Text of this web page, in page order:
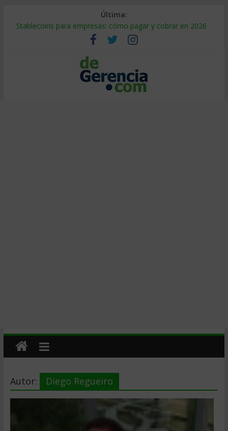
Última:
Stablecoins para empresas: cómo pagar y cobrar en 2026
Despido silencioso: qué es y por qué sale tan caro
IA en selección de personal: cómo auditarla a tiempo
Trabajo forzoso en la cadena de suministro: qué hacer
Mercado hispano de EE. UU.: cómo segmentarlo y venderle
Autor: Diego Regueiro